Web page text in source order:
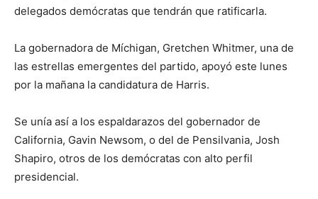
delegados demócratas que tendrán que ratificarla.
La gobernadora de Míchigan, Gretchen Whitmer, una de
las estrellas emergentes del partido, apoyó este lunes
por la mañana la candidatura de Harris.
Se unía así a los espaldarazos del gobernador de
California, Gavin Newsom, o del de Pensilvania, Josh
Shapiro, otros de los demócratas con alto perfil
presidencial.